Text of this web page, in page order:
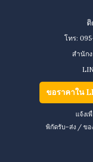
โทร:
สำนัก
ขอราคาใน
แจ้งเ
พิกัดรับ–ส่ง / ขอ